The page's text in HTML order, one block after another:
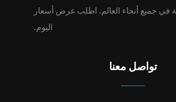
في جميع أنحاء العالم. اطلب عرض أسعار
اليوم.
تواصل معنا